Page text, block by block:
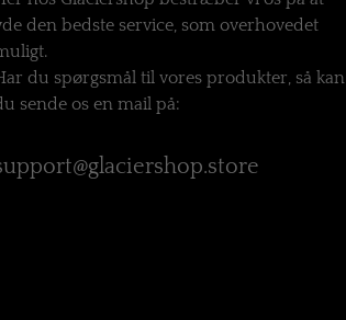
den bedste service, som overhovedet
du spørgsmål til vores produkter, så kan
sende os en mail på: